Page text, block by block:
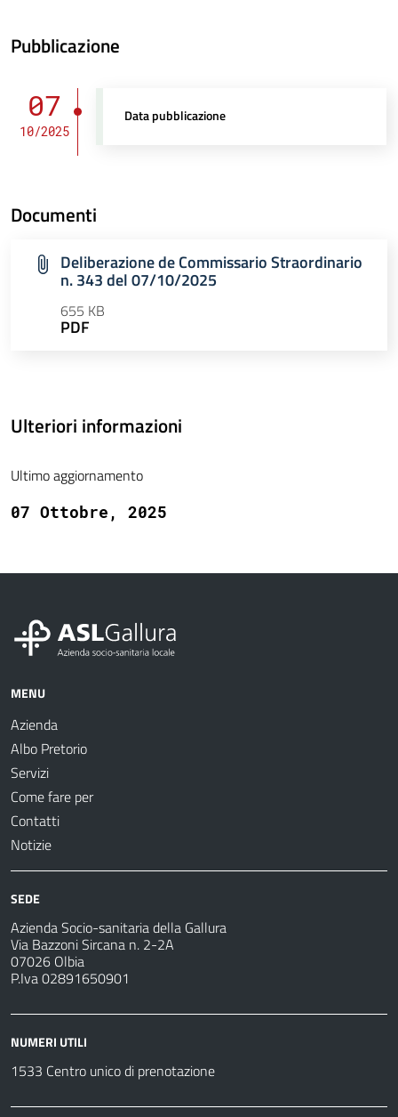
Pubblicazione
07
10/2025
Data pubblicazione
Documenti
Deliberazione de Commissario Straordinario
n. 343 del 07/10/2025
655 KB
PDF
Ulteriori informazioni
Ultimo aggiornamento
07 Ottobre, 2025
MENU
Azienda
Albo Pretorio
Servizi
Come fare per
Contatti
Notizie
SEDE
Azienda Socio-sanitaria della Gallura
Via Bazzoni Sircana n. 2-2A
07026 Olbia
P.Iva 02891650901
NUMERI UTILI
1533 Centro unico di prenotazione